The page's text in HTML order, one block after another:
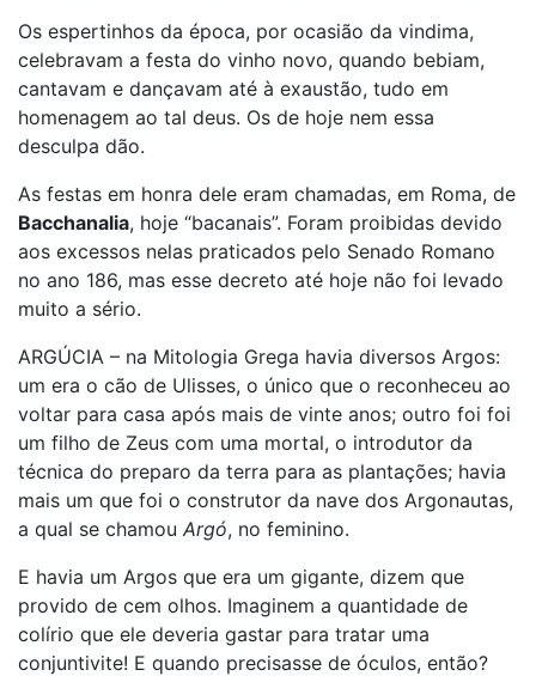
Os espertinhos da época, por ocasião da vindima,
celebravam a festa do vinho novo, quando bebiam,
cantavam e dançavam até à exaustão, tudo em
homenagem ao tal deus. Os de hoje nem essa
desculpa dão.
As festas em honra dele eram chamadas, em Roma, de
Bacchanalia, hoje “bacanais”. Foram proibidas devido
aos excessos nelas praticados pelo Senado Romano
no ano 186, mas esse decreto até hoje não foi levado
muito a sério.
ARGÚCIA – na Mitologia Grega havia diversos Argos:
um era o cão de Ulisses, o único que o reconheceu ao
voltar para casa após mais de vinte anos; outro foi foi
um filho de Zeus com uma mortal, o introdutor da
técnica do preparo da terra para as plantações; havia
mais um que foi o construtor da nave dos Argonautas,
a qual se chamou Argó, no feminino.
E havia um Argos que era um gigante, dizem que
provido de cem olhos. Imaginem a quantidade de
colírio que ele deveria gastar para tratar uma
conjuntivite! E quando precisasse de óculos, então?